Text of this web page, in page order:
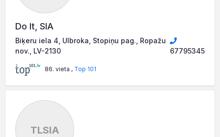
Do It, SIA
Biķeru iela 4, Ulbroka, Stopiņu pag., Ropažu
nov., LV-2130
67795345
86. vieta , Top 101
TLSIA